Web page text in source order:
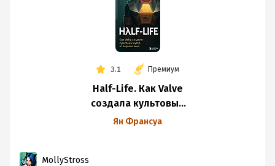
3.1 Премиум
Half-Life. Как Valve
создала культовый
шутер от первого
Ян Франсуа
MollyStross